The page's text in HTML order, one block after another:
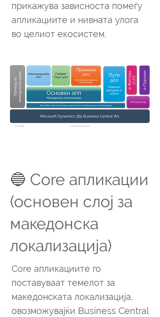
прикажува зависноста помеѓу
апликациите и нивната улога
во целиот екосистем.
🔵 Core апликации
(основен слој за
македонска
локализација)
Core апликациите го
поставуваат темелот за
македонската локализација,
овозможувајќи Business Central